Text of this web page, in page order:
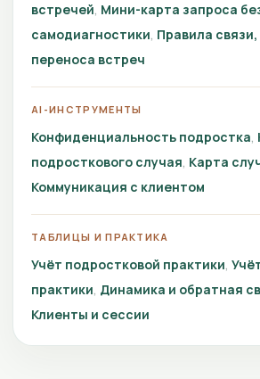
встречей Мини-карта запроса
самодиагностики Правила
переноса встреч
AI-ИНСТРУМЕНТЫ
Конфиденциальность подростка
подросткового случая Карта
Коммуникация с клиентом
ТАБЛИЦЫ И ПРАКТИКА
Учёт подростковой практики
практики Динамика и обратная
Клиенты и сессии